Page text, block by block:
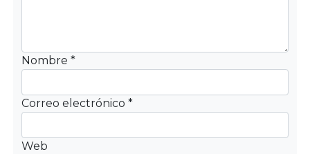
Nombre *
Correo electrónico *
Web